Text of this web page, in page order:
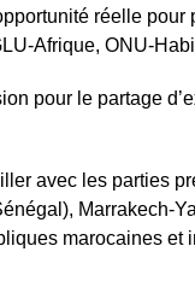
réelle
Afrique, ONU-
pour le partage
avec les parties
marocaines